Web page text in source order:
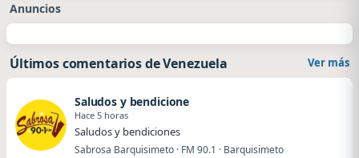
Anuncios
Últimos comentarios de Venezuela Ver más
Saludos y bendicione
Hace 5 horas
Saludos y bendiciones
Sabrosa Barquisimeto · FM 90.1 · Barquisimeto